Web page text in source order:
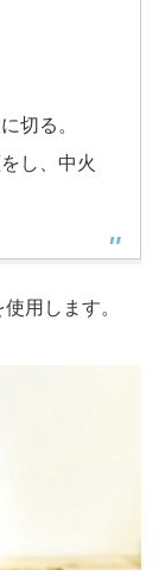
切る。
し、中火
用します。